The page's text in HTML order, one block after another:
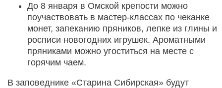
До 8 января в Омской крепости можно
поучаствовать в мастер-классах по чеканке
монет, запеканию пряников, лепке из глины и
росписи новогодних игрушек. Ароматными
пряниками можно угоститься на месте с
горячим чаем.
В заповеднике «Старина Сибирская» будут